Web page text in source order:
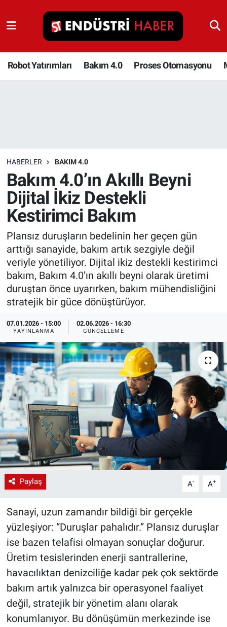
Robot Yatırımları Bakım 4.0 Proses Otomasyonu
HABERLER BAKIM 4.0
Bakım 4.0’ın Akıllı Beyni
Dijital İkiz Destekli
Kestirimci Bakım
Plansız duruşların bedelinin her geçen gün
arttığı sanayide, bakım artık sezgiyle değil
veriyle yönetiliyor. Dijital ikiz destekli kestirimci
bakım, Bakım 4.0’ın akıllı beyni olarak üretimi
duruştan önce uyarırken, bakım mühendisliğini
stratejik bir güce dönüştürüyor.
07.01.2026 - 15:00
YAYINLANMA
02.06.2026 - 16:30
GÜNCELLEME
Paylaş A- A+
Sanayi, uzun zamandır bildiği bir gerçekle
yüzleşiyor: “Duruşlar pahalıdır.” Plansız duruşlar
ise bazen telafisi olmayan sonuçlar doğurur.
Üretim tesislerinden enerji santrallerine,
havacılıktan denizciliğe kadar pek çok sektörde
bakım artık yalnızca bir operasyonel faaliyet
değil, stratejik bir yönetim alanı olarak
konumlanıyor. Bu dönüşümün merkezinde ise
Robot Yatırımları
Bakım 4.0
İnşaat ve Malzeme
HaberOrtak
EndüstriST
Enerjisini Üreten Fabrikalar
Endüstri 4.0 Uygulamaları
Ağır Sanayi Çözümleri